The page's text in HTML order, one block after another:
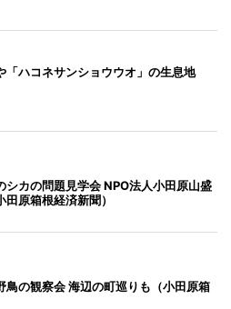
「ハコネサンショウウオ」の生息地
シカの問題見学会 NPO法人小田原山盛
原箱根経済新聞）
鳥の観察会 海辺の町巡りも（小田原箱